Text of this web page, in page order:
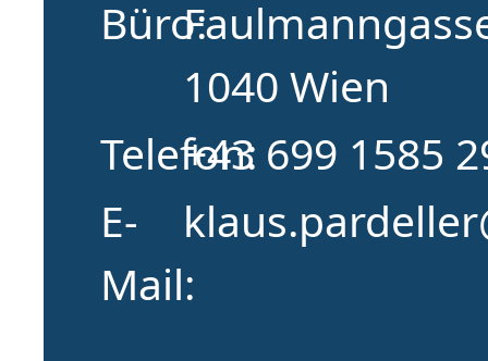
Büro
1040 Wien
Telefon+43 699 1585
E-
Mail